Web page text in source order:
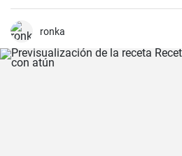
adaptar a muchas personas.
ronka